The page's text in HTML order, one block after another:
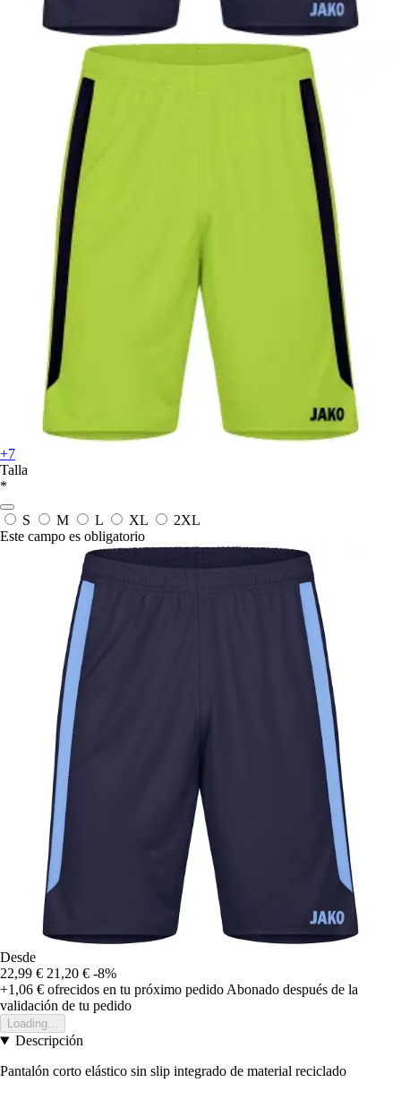
+7
Talla
*
S M L XL
2XL
Este campo es obligatorio
Desde
22,99 € 21,20 € -8%
+1,06 € ofrecidos en tu próximo pedido Abonado después de la
validación de tu pedido
Loading...
Descripción
Pantalón corto elástico sin slip integrado de material reciclado